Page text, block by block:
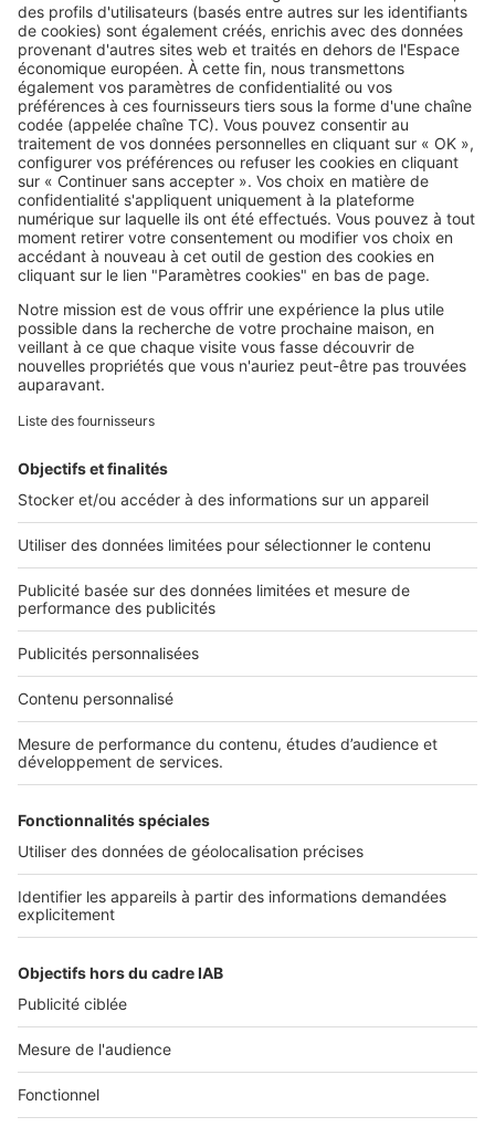
Image
Réglementations
Travaux le dimanche : ce que
votre voisin a le droit de faire… ou
non
SeLoger c'est aussi
Retrouvez-nous sur ...
L'ENTREPRISE
Nous contacter
Nous recrutons
NOS APPLICATIONS
Découvrez nos applications
Tous nos services pro
Accès client
À DÉCOUVRIR
Annuaire des professionnels
Tout l'immobilier
Toutes les villes
Tous les départements
Toutes les régions